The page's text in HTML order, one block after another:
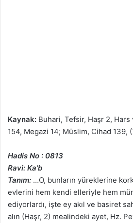
Kaynak: Buhari, Tefsir, Haşr 2, Hars
154, Megazi 14; Müslim, Cihad 139,
Hadis No : 0813
Ravi: Ka’b
Tanım: …O, bunların yüreklerine
evlerini hem kendi elleriyle hem
ediyorlardı, işte ey akıl ve basiret
alın (Haşr, 2) mealindeki ayet, Hz.